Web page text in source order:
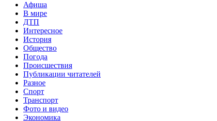
Афиша
В мире
ДТП
Интересное
История
Общество
Погода
Происшествия
Публикации читателей
Разное
Спорт
Транспорт
Фото и видео
Экономика